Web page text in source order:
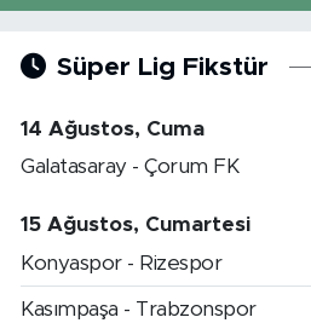
Süper Lig Fikstür
14 Ağustos, Cuma
Galatasaray - Çorum FK
15 Ağustos, Cumartesi
Konyaspor - Rizespor
Kasımpaşa - Trabzonspor